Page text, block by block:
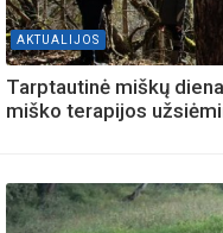
AKTUALIJOS
Tarptautinė miškų
miško terapijos